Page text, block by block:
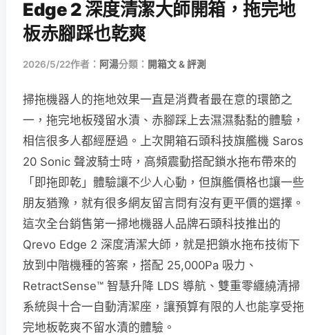
Edge 2 深度清潔大師開箱，拖完地
板赤腳踩也乾爽
2026/5/22作者： 阿湯分類： 開箱文 & 評測
掃拖機器人的拖地效果一直是消費者最在意的環節之
一，拖完地板殘留水漬、赤腳踩上去濕濕黏黏的體驗，
相信很多人都經歷過。上次開箱石頭科技旗艦機 Saros
20 Sonic 聲波騎士時，高頻震動搭配鎖水拖布帶來的
「即拖即乾」體驗讓不少人心動，但旗艦價格也讓一些
朋友猶豫，就有很多網友留言問有沒有更平價的選擇。
這次全台銷售第一掃地機器人品牌石頭科技推出的
Qrevo Edge 2 深度清潔大師，就是把鎖水拖布技術下
放到中階機種的答案，搭配 25,000Pa 吸力、
RetractSense™ 智慧升降 LDS 導航、雙重零纏繞清掃
系統與十合一自動清潔座，讓預算有限的人也能享受拖
完地板乾爽不留水漬的體驗。